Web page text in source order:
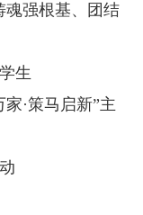
魂强根基、团结
生
·策马启新”主